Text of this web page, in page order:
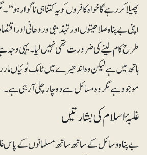
پھیلا کر رہے گا خواہ کافروں کو یہ کتنا ہی ناگوار
اپنی بے پناہ صلاحیتوں اور تہذیبی و روحانی اور
طرح کام لینے کی ضرورت تھی نہیں لیا۔ یہی
ہاتھ میں ہے لیکن وہ اندھیرے میں ٹامک ٹوئیاں
موجود ہے مگر وہ مسائل سے دوچار چلی آرہی ہے۔
غلبۂ اسلام کی بشارتیں
بے پناہ وسائل کے ساتھ ساتھ مسلمانوں کے پاس